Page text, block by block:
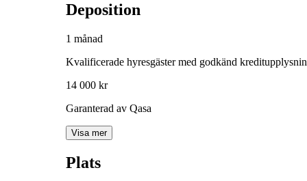
Deposition
1 månad
Kvalificerade hyresgäster med godkänd
14 000 kr
Garanterad av Qasa
Visa mer
Plats